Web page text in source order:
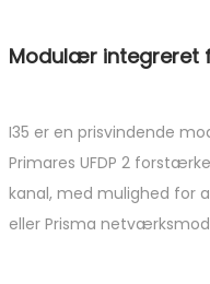
Modulær
I35 er en prisvindende
Primares UFDP 2
kanal, med mulighed for
eller Prisma